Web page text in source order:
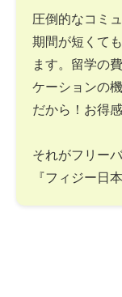
圧倒的なコミ
期間が短くて
ます。留学の
ケーションの
だから！お得
それがフリー
『フィジー日